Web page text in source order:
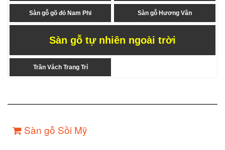
Sàn gỗ gõ đỏ Nam Phi Sàn gỗ Hương Vân
Sàn gỗ tự nhiên ngoài trời
Trần Vách Trang Trí
Sàn gỗ Sồi Mỹ